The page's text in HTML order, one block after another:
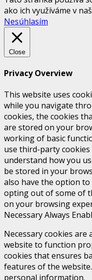
ako ich využíváme v
Nesúhlasím
Close
Privacy Overview
This website uses
while you navigate
cookies, the cookies
are stored on your
working of basic
use third-party
understand how you
be stored in your
also have the option
opting out of some of
on your browsing
NecessaryAlways
Necessary cookies
website to function
cookies that ensures
features of the
personal information.